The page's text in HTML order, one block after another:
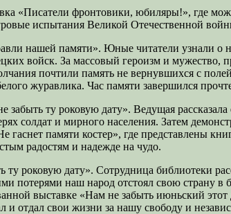
«Писатели фронтовики, юбиляры!», где
испытания Великой Отечественной
нашей памяти». Юные читатели узнали
войск. За массовый героизм и
почтили память не вернувшихся с
журавлика. Час памяти завершился
забыть ту роковую дату». Ведущая
солдат и мирного населения. Затем
гаснет памяти костер», где представлены
радостям и надежде на чудо.
ту роковую дату». Сотрудница библиотеки
потерями наш народ отстоял свою страну в
выставке «Нам не забыть июньский
отдал свои жизни за нашу свободу и